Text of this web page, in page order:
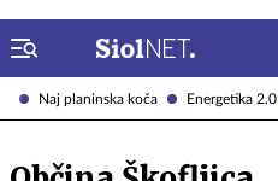
Naj planinska koča Energetika 2.0